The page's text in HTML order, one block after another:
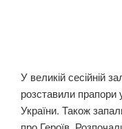
У великій сесійній
розставили прапори
України. Також